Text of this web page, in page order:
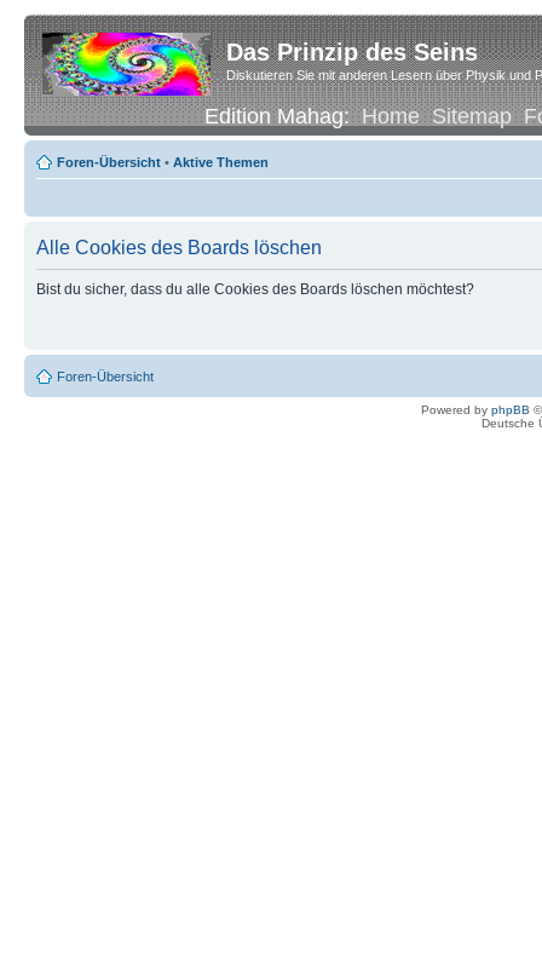
Das Prinzip des Seins
Diskutieren Sie mit anderen Lesern über Physik und
Edition Mahag:Home Sitemap
Foren-Übersicht • Aktive Themen
Alle Cookies des Boards löschen
Bist du sicher, dass du alle Cookies des Boards löschen möchtest?
Foren-Übersicht
Powered by phpBB
Deutsche